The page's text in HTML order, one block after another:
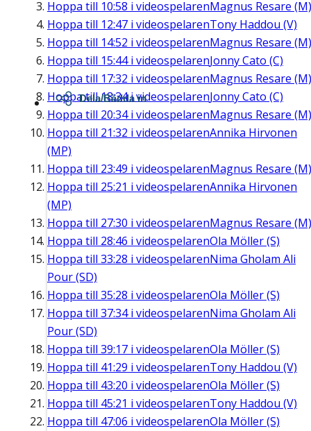
Hoppa till 10:58 i videospelarenMagnus Resare (M)
Hoppa till 12:47 i videospelarenTony Haddou (V)
Hoppa till 14:52 i videospelarenMagnus Resare (M)
Hoppa till 15:44i videospelarenJonny Cato (C)
Hoppa till 17:32 i videospelarenMagnus Resare (M)
Hoppa till18:34i videospelarenJonny Cato (C)
Hoppa till 20:34i videospelarenMagnus Resare (M)
Hoppa till 21:32 i videospelarenAnnika Hirvonen
(MP)
Hoppa till 23:49 i videospelarenMagnus Resare (M)
Hoppa till 25:21 i videospelarenAnnika Hirvonen
(MP)
Hoppa till 27:30 i videospelarenMagnus Resare (M)
Hoppa till 28:46 i videospelarenOla Möller (S)
Hoppa till 33:28 i videospelarenNima Gholam Ali
Pour (SD)
Hoppa till 35:28 i videospelarenOla Möller (S)
Hoppa till 37:34i videospelarenNima Gholam Ali
Pour (SD)
Hoppa till 39:17 i videospelarenOla Möller (S)
Hoppa till 41:29 i videospelarenTony Haddou (V)
Hoppa till 43:20 i videospelarenOla Möller (S)
Hoppa till 45:21 i videospelarenTony Haddou (V)
Hoppa till 47:06 i videospelarenOla Möller (S)
Dela/Bädda in